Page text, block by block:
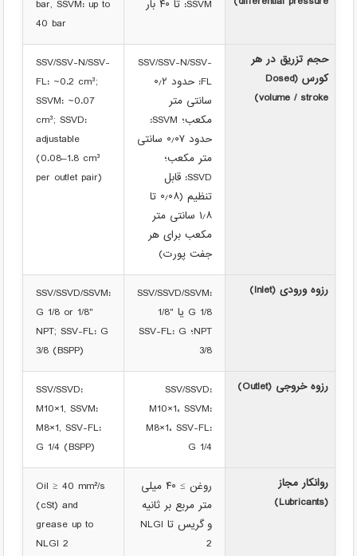
SSVM: تا ۴۰ بار
bar, SSVM: up to
40 bar
حجم تزریق در هر
کورس (Dosed
volume / stroke)
SSV/SSV-N/SSV-
FL: حدود ۰٫۲
سانتی متر
مکعب؛ SSVM:
حدود ۰٫۰۷ سانتی
متر مکعب؛
SSVD: قابل
تنظیم (۰٫۰۸ تا
۱٫۸ سانتی متر
مکعب برای هر
جفت پورت)
SSV/SSV-N/SSV-
FL: ~0.2 cm³;
SSVM: ~0.07
cm³; SSVD:
adjustable
(0.08–1.8 cm³
per outlet pair)
رزوه ورودی (Inlet)
SSV/SSVD/SSVM:
‎G 1/8 یا ‎1/8"
NPT؛ SSV-FL: ‎G
3/8
SSV/SSVD/SSVM:
G 1/8 or 1/8"
NPT; SSV-FL: G
3/8 (BSPP)
رزوه خروجی (Outlet)
SSV/SSVD:
‎M10×1، SSVM:
‎M8×1، SSV-FL:
‎G 1/4
SSV/SSVD:
M10×1, SSVM:
M8×1, SSV-FL:
G 1/4 (BSPP)
روانکار مجاز
(Lubricants)
روغن ≥ ۴۰ میلی
متر مربع بر ثانیه
و گریس تا NLGI
2
Oil ≥ 40 mm²/s
(cSt) and
grease up to
NLGI 2